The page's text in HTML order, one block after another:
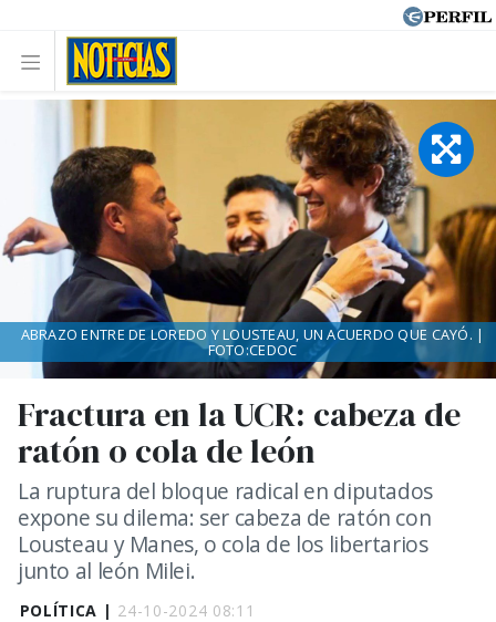
POLÍTICA | 24-10-2024 08:11
Fractura en la UCR: cabeza de
ratón o cola de león
La ruptura del bloque radical en diputados
expone su dilema: ser cabeza de ratón con
Lousteau y Manes, o cola de los libertarios
junto al león Milei.
ABRAZO ENTRE DE LOREDO Y LOUSTEAU, UN ACUERDO QUE CAYÓ. |
FOTO:CEDOC